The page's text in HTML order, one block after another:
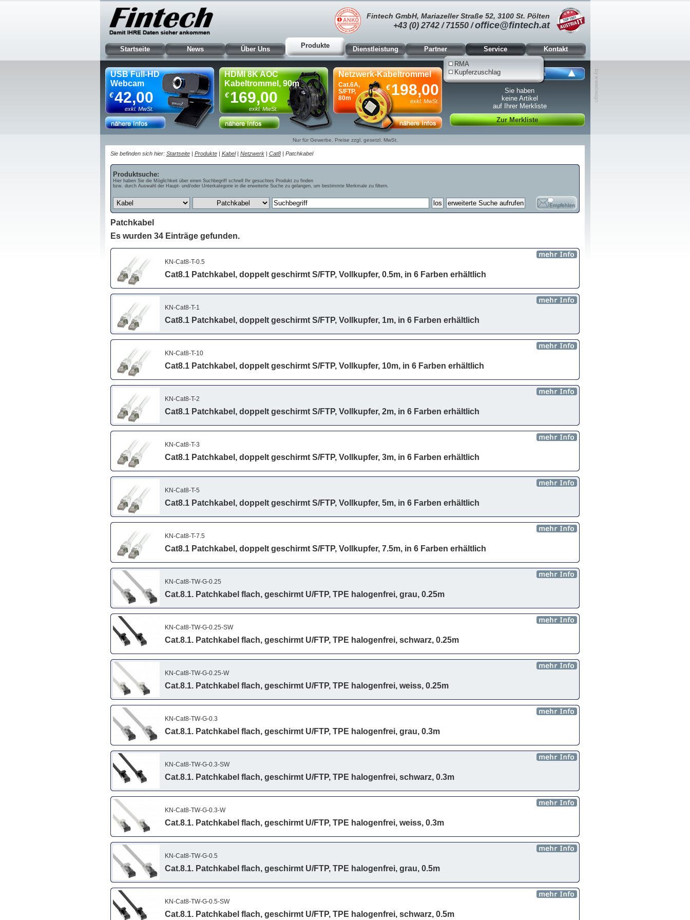
Fintech GmbH, Mariazeller Straße 52, 3100 St. Pölten
+43 (0) 2742 / 71550 /office@fintech.at
Startseite News Über Uns Produkte Dienstleistung Partner
Service
RMA
Kupferzuschlag
Kontakt
USB Full-HD
Webcam
42,00
€
exkl. MwSt.
HDMI 8K AOC
Kabeltrommel, 90m
169,00
€
exkl. MwSt.
Netzwerk-Kabeltrommel
Cat.6A,
S/FTP,
80m
198,00
€
exkl. MwSt.
Ansicht schließen
Sie haben
keine Artikel
auf Ihrer Merkliste
Zur Merkliste
Nur für Gewerbe. Preise zzgl. gesetzl. MwSt.
Sie befinden sich hier: Startseite| Produkte| Kabel| Netzwerk| Cat8| Patchkabel
Produktsuche:
Hier haben Sie die Möglichkeit über einen Suchbegriff schnell Ihr gesuchtes Produkt zu finden
bzw. durch Auswahl der Haupt- und/oder Unterkategorie in die erweiterte Suche zu gelangen, um bestimmte Merkmale zu filtern.
Patchkabel
Es wurden 34 Einträge gefunden.
KN-Cat8-T-0.5
Cat8.1 Patchkabel, doppelt geschirmt S/FTP, Vollkupfer, 0.5m, in 6 Farben erhältlich
KN-Cat8-T-1
Cat8.1 Patchkabel, doppelt geschirmt S/FTP, Vollkupfer, 1m, in 6 Farben erhältlich
KN-Cat8-T-10
Cat8.1 Patchkabel, doppelt geschirmt S/FTP, Vollkupfer, 10m, in 6 Farben erhältlich
KN-Cat8-T-2
Cat8.1 Patchkabel, doppelt geschirmt S/FTP, Vollkupfer, 2m, in 6 Farben erhältlich
KN-Cat8-T-3
Cat8.1 Patchkabel, doppelt geschirmt S/FTP, Vollkupfer, 3m, in 6 Farben erhältlich
KN-Cat8-T-5
Cat8.1 Patchkabel, doppelt geschirmt S/FTP, Vollkupfer, 5m, in 6 Farben erhältlich
KN-Cat8-T-7.5
Cat8.1 Patchkabel, doppelt geschirmt S/FTP, Vollkupfer, 7.5m, in 6 Farben erhältlich
KN-Cat8-TW-G-0.25
Cat.8.1. Patchkabel flach, geschirmt U/FTP, TPE halogenfrei, grau, 0.25m
KN-Cat8-TW-G-0.25-SW
Cat.8.1. Patchkabel flach, geschirmt U/FTP, TPE halogenfrei, schwarz, 0.25m
KN-Cat8-TW-G-0.25-W
Cat.8.1. Patchkabel flach, geschirmt U/FTP, TPE halogenfrei, weiss, 0.25m
KN-Cat8-TW-G-0.3
Cat.8.1. Patchkabel flach, geschirmt U/FTP, TPE halogenfrei, grau, 0.3m
KN-Cat8-TW-G-0.3-SW
Cat.8.1. Patchkabel flach, geschirmt U/FTP, TPE halogenfrei, schwarz, 0.3m
KN-Cat8-TW-G-0.3-W
Cat.8.1. Patchkabel flach, geschirmt U/FTP, TPE halogenfrei, weiss, 0.3m
KN-Cat8-TW-G-0.5
Cat.8.1. Patchkabel flach, geschirmt U/FTP, TPE halogenfrei, grau, 0.5m
KN-Cat8-TW-G-0.5-SW
Cat.8.1. Patchkabel flach, geschirmt U/FTP, TPE halogenfrei, schwarz, 0.5m